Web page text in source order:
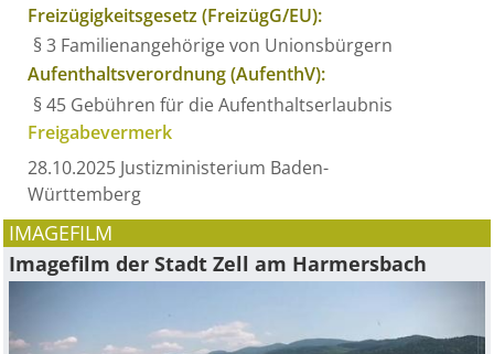
Freizügigkeitsgesetz (FreizügG/EU):
§ 3 Familienangehörige von Unionsbürgern
Aufenthaltsverordnung (AufenthV):
§ 45 Gebühren für die Aufenthaltserlaubnis
Freigabevermerk
28.10.2025 Justizministerium Baden-
Württemberg
IMAGEFILM
Imagefilm der Stadt Zell am Harmersbach